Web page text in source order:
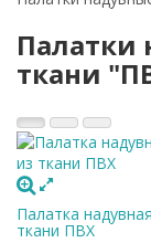
Палатки
ткани
Палатка
ткани ПВХ